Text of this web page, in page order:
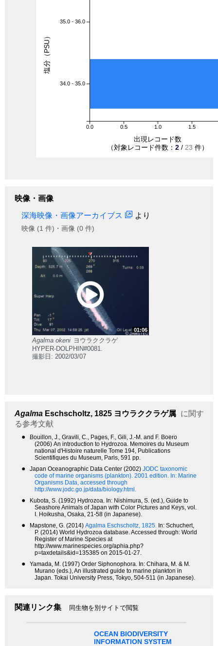
0.0 0.5 1.0 1.5
35.0 - 36.0
34.0 - 35.0
出現レコード数
（対象レコード件数： 2 / 23 件）
塩分（PSU）
映像・画像
深海映像・画像アーカイブス より
映像 (1 件)・画像 (0 件)
01:06
Agalma okeni ヨウラククラゲ
HYPER-DOLPHIN#0081.
撮影日: 2002/03/07
Agalma Eschscholtz, 1825 ヨウラククラゲ属 に関す
る参考文献
●
Bouillon, J., Gravili, C., Pages, F., Gili, J.-M. and F. Boero
(2006) An introduction to Hydrozoa. Memoires du Museum
national d'Histoire naturelle Tome 194, Publications
Scientifiques du Museum, Paris, 591 pp.
● Japan Oceanographic Data Center (2002) JODC taxonomic
code of marine organisms (plankton). 2001 edition. In: Marine
Organisms Data, accessed through
http://www.jodc.go.jp/data/biology.html.
●
Kubota, S. (1992) Hydrozoa. In: Nishimura, S. (ed.), Guide to
Seashore Animals of Japan with Color Pictures and Keys, vol.
I. Hoikusha, Osaka, 21-58 (in Japanese).
● Mapstone, G. (2014) Agalma Eschscholtz, 1825. In: Schuchert,
P. (2014) World Hydrozoa database. Accessed through: World
Register of Marine Species at
http://www.marinespecies.org/aphia.php?
p=taxdetails&id=135385 on 2015-01-27.
●
Yamada, M. (1997) Order Siphonophora. In: Chihara, M. & M.
Murano (eds.), An illustrated guide to marine plankton in
Japan. Tokai University Press, Tokyo, 504-511 (in Japanese).
関連リンク集 同生物を別サイトで閲覧
OCEAN BIODIVERSITY
INFORMATION SYSTEM